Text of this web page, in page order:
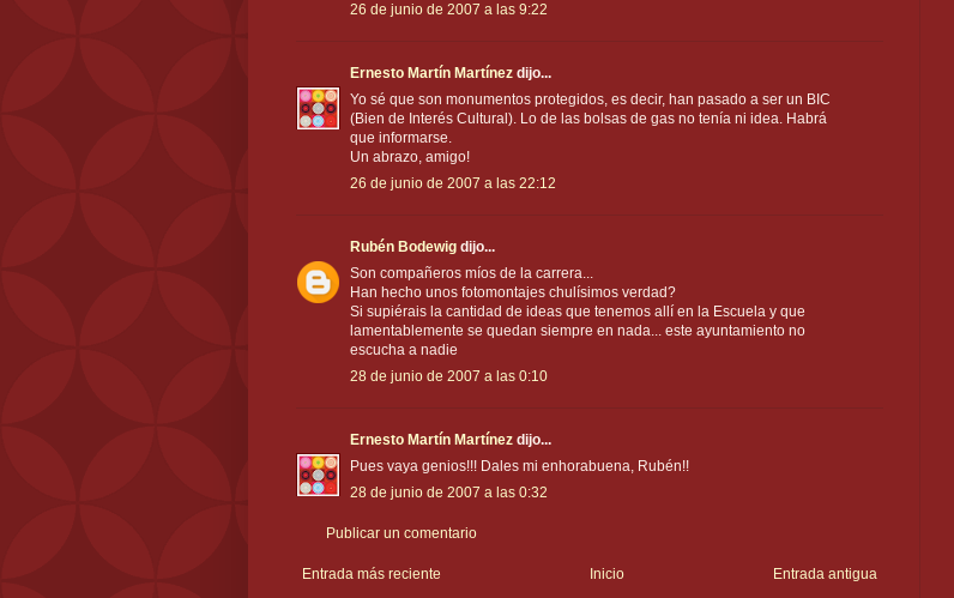
26 de junio de 2007 a las 9:22
Ernesto Martín Martínez dijo...
Yo sé que son monumentos protegidos, es decir, han pasado a ser un BIC
(Bien de Interés Cultural). Lo de las bolsas de gas no tenía ni idea. Habrá
que informarse.
Un abrazo, amigo!
26 de junio de 2007 a las 22:12
Rubén Bodewig dijo...
Son compañeros míos de la carrera...
Han hecho unos fotomontajes chulísimos verdad?
Si supiérais la cantidad de ideas que tenemos allí en la Escuela y que
lamentablemente se quedan siempre en nada... este ayuntamiento no
escucha a nadie
28 de junio de 2007 a las 0:10
Ernesto Martín Martínez dijo...
Pues vaya genios!!! Dales mi enhorabuena, Rubén!!
28 de junio de 2007 a las 0:32
Publicar un comentario
Entrada más reciente Entrada antigua
Inicio